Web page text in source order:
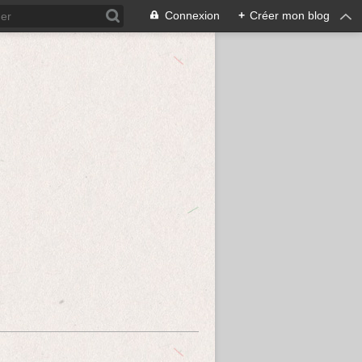
Connexion + Créer mon blog